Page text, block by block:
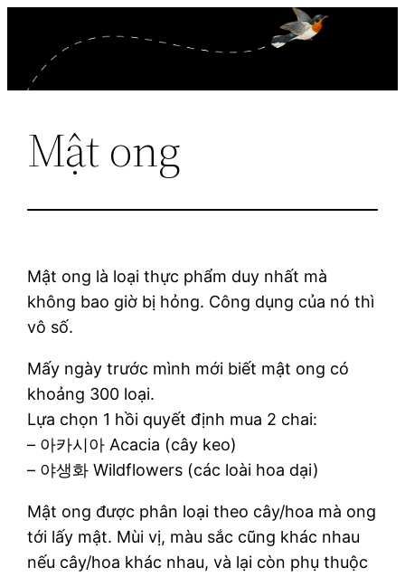
content
Mật ong
Mật ong là loại thực phẩm duy nhất mà
không bao giờ bị hỏng. Công dụng của nó thì
vô số.
Mấy ngày trước mình mới biết mật ong có
khoảng 300 loại.
Lựa chọn 1 hồi quyết định mua 2 chai:
– 아카시아 Acacia (cây keo)
– 야생화 Wildflowers (các loài hoa dại)
Mật ong được phân loại theo cây/hoa mà ong
tới lấy mật. Mùi vị, màu sắc cũng khác nhau
nếu cây/hoa khác nhau, và lại còn phụ thuộc